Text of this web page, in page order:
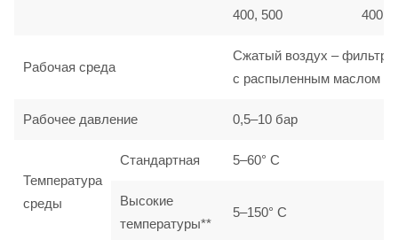
400, 500
400,
Рабочая среда
Сжатый воздух –
с распыленным маслом
Рабочее давление 0,5–10 бар
Температура
среды
Стандартная 5–60° C
Высокие
температуры**
5–150° C